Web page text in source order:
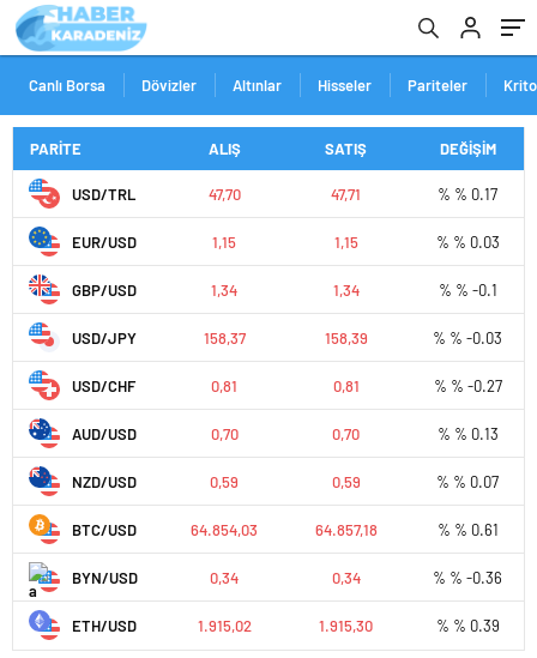
Canlı Borsa Dövizler Altınlar Hisseler Pariteler
PARİTE ALIŞ SATIŞ DEĞİŞİM
USD/TRL 47,70 47,71 % % 0.17
EUR/USD 1,15 1,15 % % 0.03
GBP/USD 1,34 1,34 % % -0.1
USD/JPY 158,37 158,39 % % -0.03
USD/CHF 0,81 0,81 % % -0.27
AUD/USD 0,70 0,70 % % 0.13
NZD/USD 0,59 0,59 % % 0.07
BTC/USD 64.854,03 64.857,18 % % 0.61
BYN/USD 0,34 0,34 % % -0.36
ETH/USD 1.915,02 1.915,30 % % 0.39